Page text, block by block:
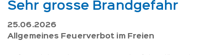
Sehr grosse Brandgefahr
25.06.2026
Allgemeines Feuerverbot im Freien